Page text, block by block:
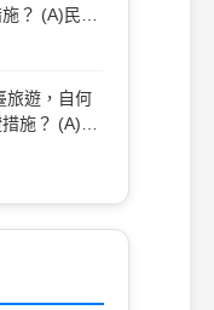
？ (A)民國
1日 (C)民
(A)民